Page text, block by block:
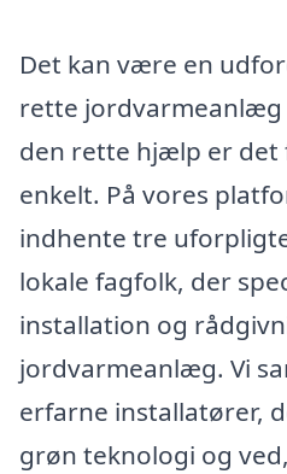
Det kan være en
rette jordvarmeanlæg
den rette hjælp er det
enkelt. På vores
indhente tre
lokale fagfolk, der
installation og
jordvarmeanlæg. Vi
erfarne installatører,
grøn teknologi og